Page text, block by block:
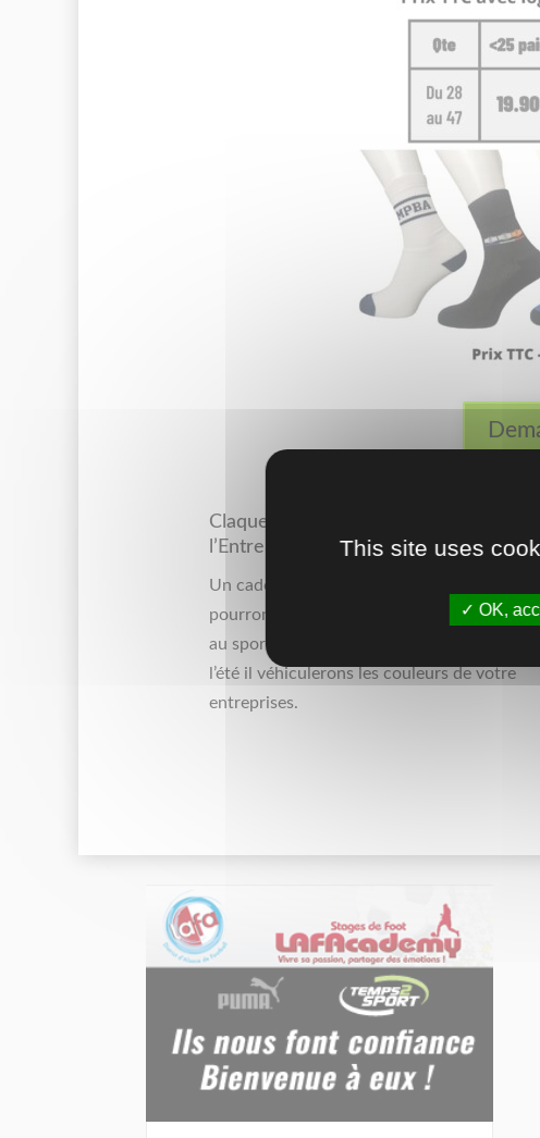
Claquettes Personnalisées pour
l’Entreprise.
Un cadeau pour vos collaborateurs qui
pourront porter ces claquettes en allant
au sport ou dans les douches. Pendant
l’été il véhiculerons les couleurs de votre
entreprises.
This site uses
OK,